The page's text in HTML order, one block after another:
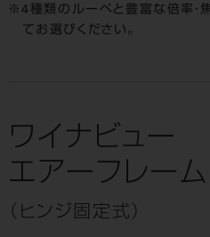
4種類のルーペと豊富な倍率・
てお選びください。
ワイナビュー
エアーフレーム
（ヒンジ固定式）